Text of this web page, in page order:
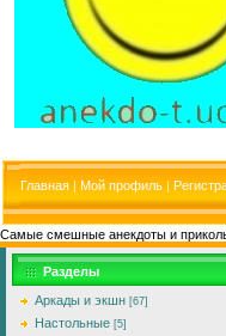
Главная | Мой профиль |
Самые смешные анекдоты и
Разделы
Аркады и экшн [67]
Настольные [5]